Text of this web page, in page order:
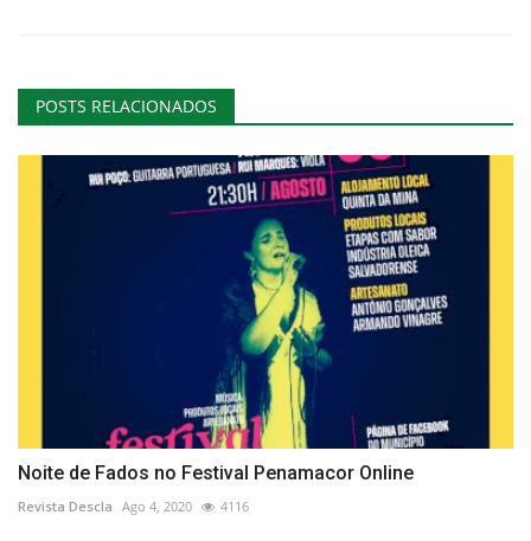
POSTS RELACIONADOS
Noite de Fados no Festival Penamacor Online
Revista Descla Ago 4, 2020 4116